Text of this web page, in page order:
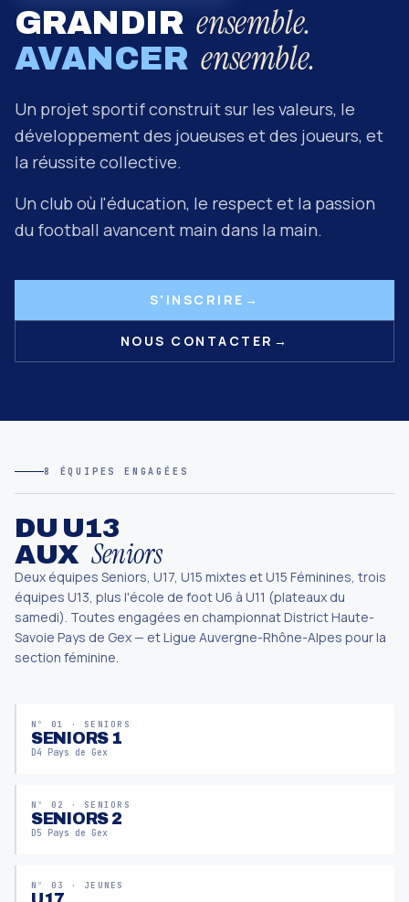
GRANDIR ensemble.
AVANCER ensemble.
Un projet sportif construit sur les valeurs, le
développement des joueuses et des joueurs, et
la réussite collective.
Un club où l'éducation, le respect et la passion
du football avancent main dans la main.
S'INSCRIRE →
NOUS CONTACTER →
8 ÉQUIPES ENGAGÉES
DU U13
AUX Seniors
Deux équipes Seniors, U17, U15 mixtes et U15 Féminines, trois
équipes U13, plus l'école de foot U6 à U11 (plateaux du
samedi). Toutes engagées en championnat District Haute-
Savoie Pays de Gex — et Ligue Auvergne-Rhône-Alpes pour la
section féminine.
Nº 01 · SENIORS
SENIORS 1
D4 Pays de Gex
Nº 02 · SENIORS
SENIORS 2
D5 Pays de Gex
Nº 03 · JEUNES